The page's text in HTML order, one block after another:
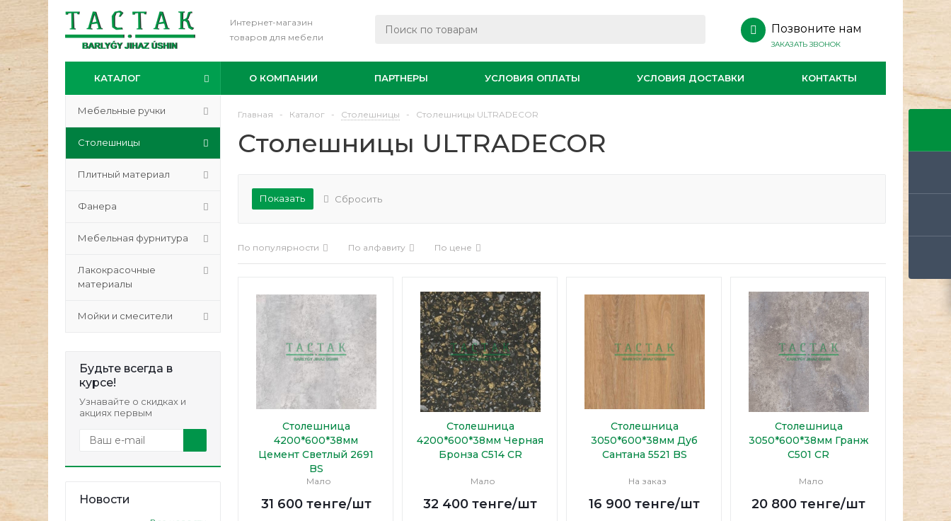
Интернет-магазин
товаров для мебели
Позвоните нам
ЗАКАЗАТЬ ЗВОНОК
КАТАЛОГ О КОМПАНИИ ПАРТНЕРЫ УСЛОВИЯ ОПЛАТЫ УСЛОВИЯ ДОСТАВКИ КОНТАКТЫ
Мебельные ручки
Столешницы
Плитный материал
Фанера
Мебельная фурнитура
Лакокрасочные
материалы
Мойки и смесители
Будьте всегда в
курсе!
Узнавайте о скидках и
акциях первым
Новости
Главная - Каталог - Столешницы - Столешницы ULTRADECOR
Столешницы ULTRADECOR
Показать Сбросить
По популярности По алфавиту По цене
Столешница
4200*600*38мм
Цемент Светлый 2691
BS
Мало
31 600тенге/шт
Столешница
4200*600*38мм Черная
Бронза С514 CR
Мало
32 400 тенге/шт
Столешница
3050*600*38мм Дуб
Сантана 5521 BS
На заказ
16 900 тенге/шт
Столешница
3050*600*38мм Гранж
С501 CR
Мало
20 800 тенге/шт